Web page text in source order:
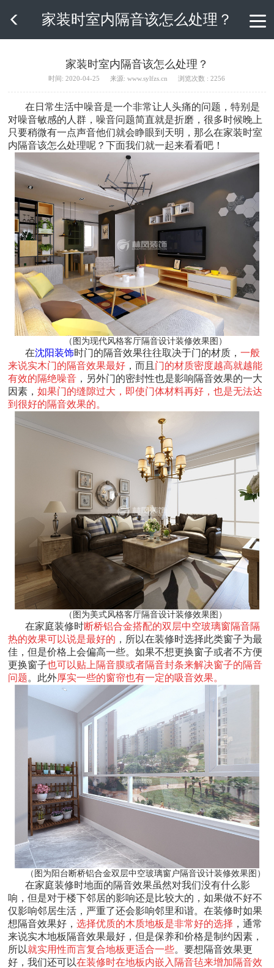
 家装时室内隔音该怎么处理？
家装时室内隔音该怎么处理？
时间: 2020-04-25 来源: www.sylfzs.cn 浏览次数 : 2256
在日常生活中噪音是一个非常让人头痛的问题，特别是
对噪音敏感的人群，噪音问题简直就是折磨，很多时候晚上
只要稍微有一点声音他们就会睁眼到天明，那么在家装时室
内隔音该怎么处理呢？下面我们就一起来看看吧！
（图为现代风格客厅隔音设计装修效果图）
在沈阳装饰时门的隔音效果往往取决于门的材质，一般
来说实木门的隔音效果最好 ，而且 门的材质密度越高就越能
有效的隔绝噪音 ，另外门的密封性也是影响隔音效果的一大
因素，如果门的缝隙过大，即使门体材料再好，也是无法达
到很好的隔音效果的。
（图为美式风格客厅隔音设计装修效果图）
在家庭装修时断桥铝合金搭配的双层中空玻璃窗隔音隔
热的效果可以说是最好的 ，所以在装修时选择此类窗子为最
佳，但是价格上会偏高一些。如果不想更换窗子或者不方便
更换窗子也可以贴上隔音膜或者隔音封条来解决窗子的隔音
问题。此外厚实一些的窗帘也有一定的吸音效果。
（图为阳台断桥铝合金双层中空玻璃窗户隔音设计装修效果图）
在家庭装修时地面的隔音效果虽然对我们没有什么影
响，但是对于楼下邻居的影响还是比较大的，如果做不好不
仅影响邻居生活，严重了还会影响邻里和谐。在装修时如果
想隔音效果好，选择优质的木质地板是非常好的选择 ，通常
来说实木地板隔音效果最好，但是保养和价格是制约因素，
所以就实用性而言复合地板更适合一些。要想隔音效果更
好，我们还可以在装修时在地板内嵌入隔音毡来增加隔音效